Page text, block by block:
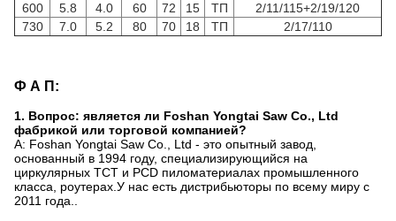
600
5.8 4.0 60 72 15 ТП
2/11/115+2/19/120
730
7.0 5.2 80 70 18 ТП 2/17/110
Ф А П:
1. Вопрос: является ли Foshan Yongtai Saw Co., Ltd
фабрикой или торговой компанией?
A: Foshan Yongtai Saw Co., Ltd - это опытный завод,
основанный в 1994 году, специализирующийся на
циркулярных TCT и PCD пиломатериалах промышленного
класса, роутерах.У нас есть дистрибьюторы по всему миру с
2011 года..